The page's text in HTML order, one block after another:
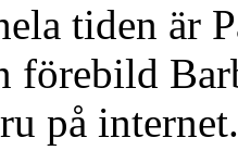
tiden är
förebild
på internet.